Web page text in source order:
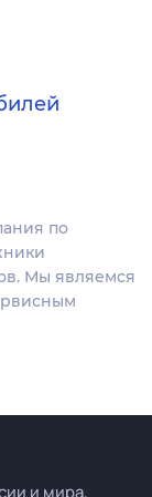
по
Мы являемся
и мира,